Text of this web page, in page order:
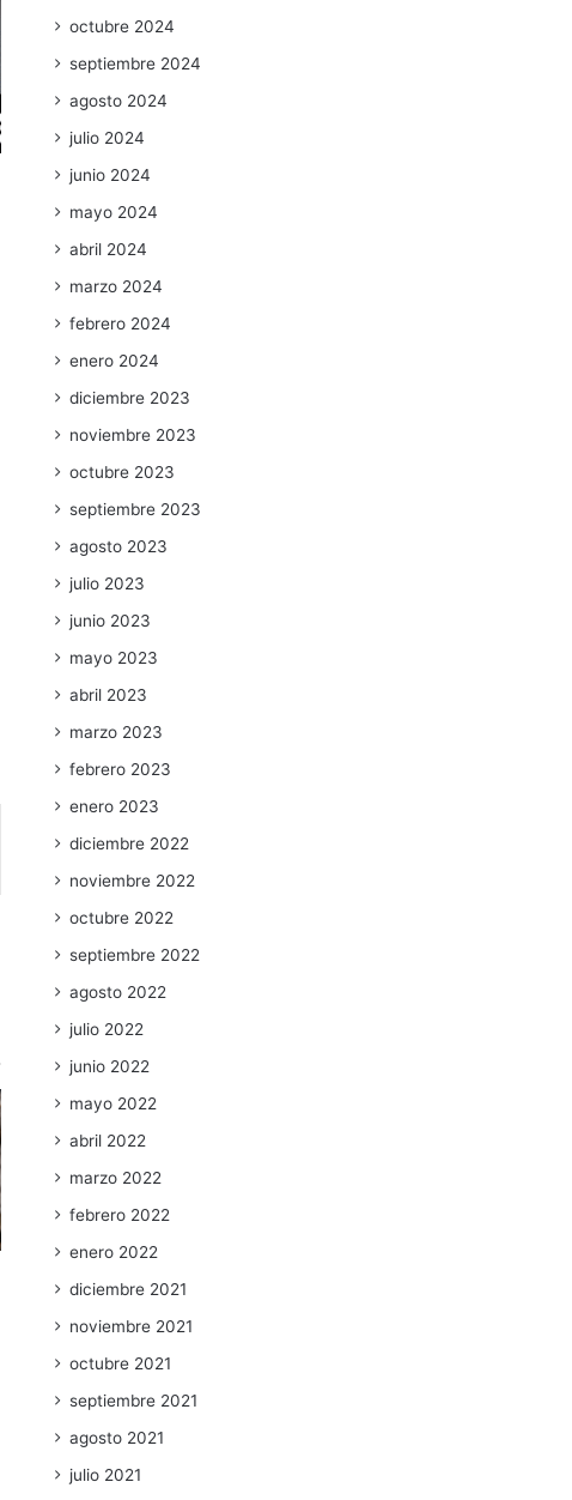
octubre 2024
septiembre 2024
agosto 2024
julio 2024
junio 2024
mayo 2024
abril 2024
marzo 2024
febrero 2024
enero 2024
diciembre 2023
noviembre 2023
octubre 2023
septiembre 2023
agosto 2023
julio 2023
junio 2023
mayo 2023
abril 2023
marzo 2023
febrero 2023
enero 2023
diciembre 2022
noviembre 2022
octubre 2022
septiembre 2022
agosto 2022
julio 2022
junio 2022
mayo 2022
abril 2022
marzo 2022
febrero 2022
enero 2022
diciembre 2021
noviembre 2021
octubre 2021
septiembre 2021
agosto 2021
julio 2021